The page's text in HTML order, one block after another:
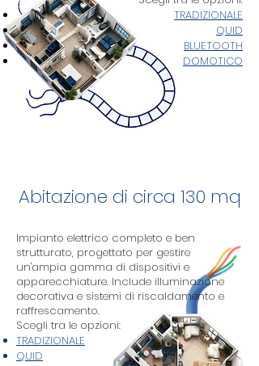
TRADIZIONALE
QUID
BLUETOOTH
DOMOTICO
Abitazione di circa 130 mq
Impianto elettrico completo e ben
strutturato, progettato per gestire
un'ampia gamma di dispositivi e
apparecchiature. Include illuminazione
decorativa e sistemi di riscaldamento e
raffrescamento.
Scegli tra le opzioni:
TRADIZIONALE
QUID